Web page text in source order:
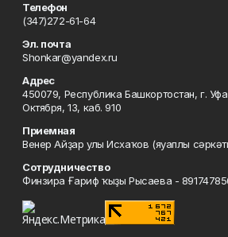
Телефон
(347)272-61-64
Эл. почта
Shonkar@yandex.ru
Адрес
450079, Республика Башкортостан, г.
Октября, 13, каб. 910
Приемная
Венер Айҙар улы Исхаҡов (яуаплы
Сотрудничество
Финзира Ғариф ҡыҙы Рысаева -